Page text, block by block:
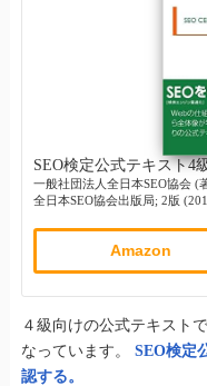
SEO検定公式テキスト4
一般社団法人全日本SEO協会 (
全日本SEO協会出版局; 2版
Amazon
４級向けの公式テキスト
なっています。
SEO検定
認する。